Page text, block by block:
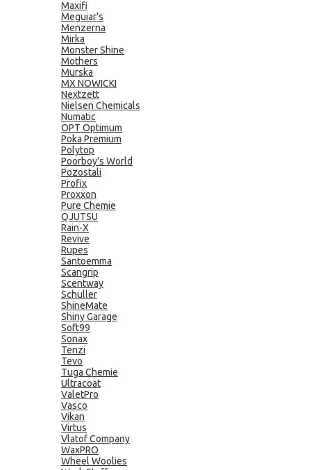
Maxifi
Meguiar's
Menzerna
Mirka
Monster Shine
Mothers
Murska
MX NOWICKI
Nextzett
Nielsen Chemicals
Numatic
OPT Optimum
Poka Premium
Polytop
Poorboy's World
Pozostali
Profix
Proxxon
Pure Chemie
QJUTSU
Rain-X
Revive
Rupes
Santoemma
Scangrip
Scentway
Schuller
ShineMate
Shiny Garage
Soft99
Sonax
Tenzi
Tevo
Tuga Chemie
Ultracoat
ValetPro
Vasco
Vikan
Virtus
Vlatof Company
WaxPRO
Wheel Woolies